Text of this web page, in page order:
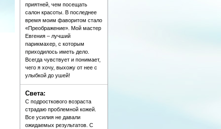
приятней, чем посещать
салон красоты. В последнее
время моим фаворитом стало
«Преображение». Мой мастер
Евгения – лучший
парикмахер, с которым
приходилось иметь дело.
Всегда чувствует и понимает,
чего я хочу, выхожу от нее с
улыбкой до ушей!
Света:
С подросткового возраста
страдаю проблемной кожей.
Все усилия не давали
ожидаемых результатов. С